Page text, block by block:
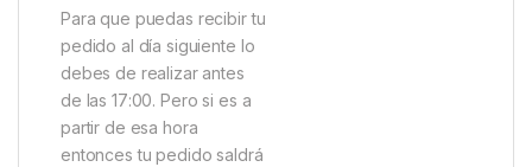
Para que puedas recibir tu
pedido al día siguiente lo
debes de realizar antes
de las 17:00. Pero si es a
partir de esa hora
entonces tu pedido saldrá